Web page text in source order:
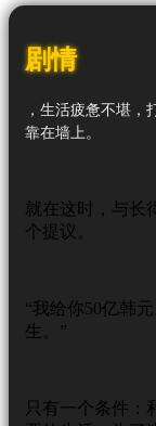
剧情
，生活疲惫不堪
靠在墙上。
就在这时，与 长
个提议。
“我给你50亿韩
生。”
只有一个条件：